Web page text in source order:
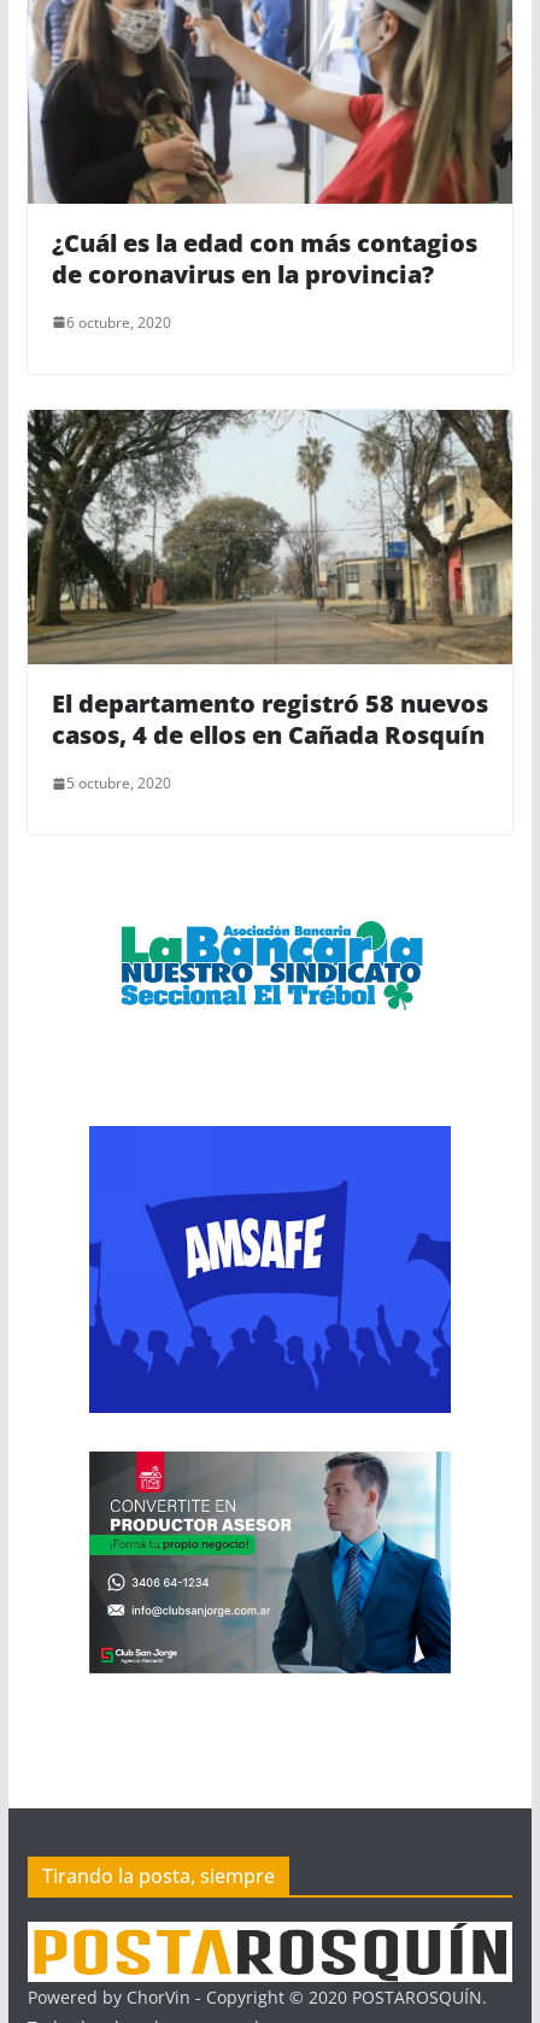
¿Cuál es la edad con más contagios
de coronavirus en la provincia?
6 octubre, 2020
El departamento registró 58 nuevos
casos, 4 de ellos en Cañada Rosquín
5 octubre, 2020
Tirando la posta, siempre
Powered by ChorVin - Copyright © 2020 POSTAROSQUÍN.